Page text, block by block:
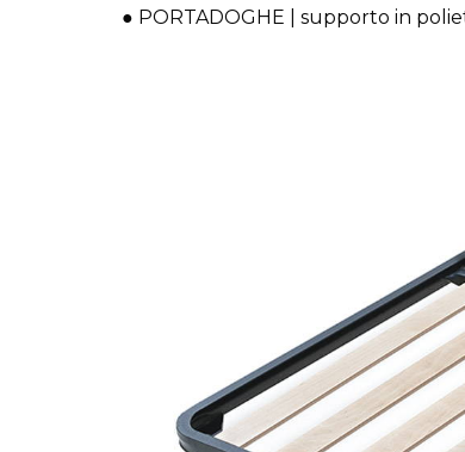
● PORTADOGHE | supporto in